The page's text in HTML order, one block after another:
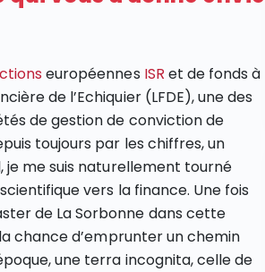
européennes ISR et de fonds à
de l’Echiquier (LFDE), une des
de gestion de conviction de
toujours par les chiffres, un
je me suis naturellement tourné
vers la finance. Une fois
de La Sorbonne dans cette
la chance d’emprunter un chemin
une terra incognita, celle de